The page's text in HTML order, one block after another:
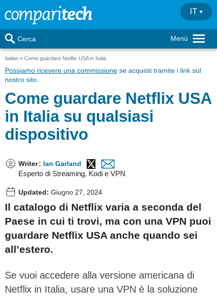
Menù
Cerca
IT
Italian Come guardare Netflix USA in Italia
Possiamo ricevere una commissione se acquisti tramite i link sul
nostro sito.
Come guardare Netflix USA
in Italia su qualsiasi
dispositivo
Writer: Ian Garland
Esperto di Streaming, Kodi e VPN
Updated: Giugno 27, 2024
Il catalogo di Netflix varia a seconda del
Paese in cui ti trovi, ma con una VPN puoi
guardare Netflix USA anche quando sei
all’estero.
Se vuoi accedere alla versione americana di
Netflix in Italia, usare una VPN è la soluzione